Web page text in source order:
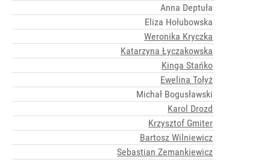
Anna Deptuła
Eliza Hołubowska
Weronika Kryczka
Katarzyna Łyczakowska
Kinga Stańko
Ewelina Tołyż
Michał Bogusławski
Karol Drozd
Krzysztof Gmiter
Bartosz Wilniewicz
Sebastian Zemankiewicz